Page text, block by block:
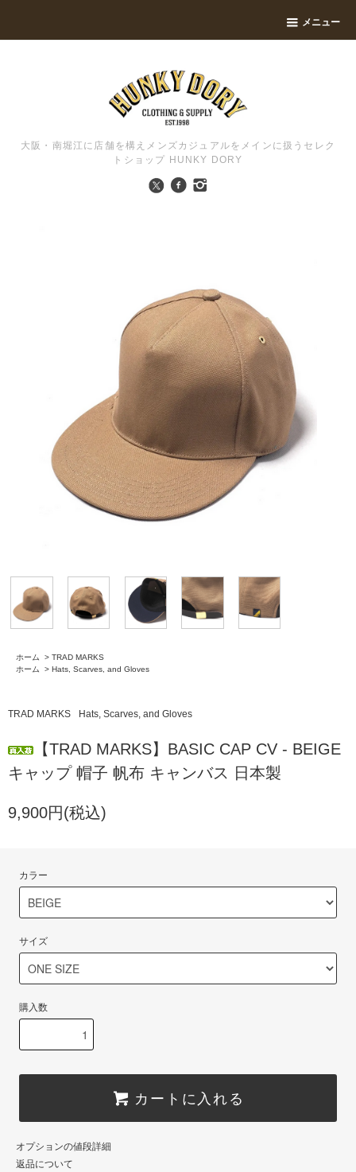
メニュー
大阪・南堀江に店舗を構えメンズカジュアルをメインに扱うセレク
トショップ HUNKY DORY
ホーム > TRAD MARKS
ホーム
> Hats, Scarves, and Gloves
TRAD MARKS Hats, Scarves, and Gloves
【TRAD MARKS】BASIC CAP CV - BEIGE
キャップ 帽子 帆布 キャンバス 日本製
9,900円(税込)
カラー
サイズ
購入数
カートに入れる
オプションの値段詳細
返品について